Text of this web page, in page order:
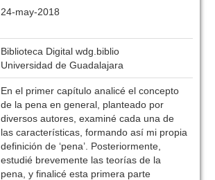
24-may-2018
Biblioteca Digital wdg.biblio
Universidad de Guadalajara
En el primer capítulo analicé el concepto
de la pena en general, planteado por
diversos autores, examiné cada una de
las características, formando así mi propia
definición de ‘pena’. Posteriormente,
estudié brevemente las teorías de la
pena, y finalicé esta primera parte